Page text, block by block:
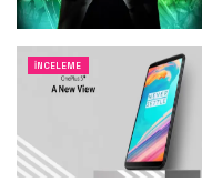
İNCELEME